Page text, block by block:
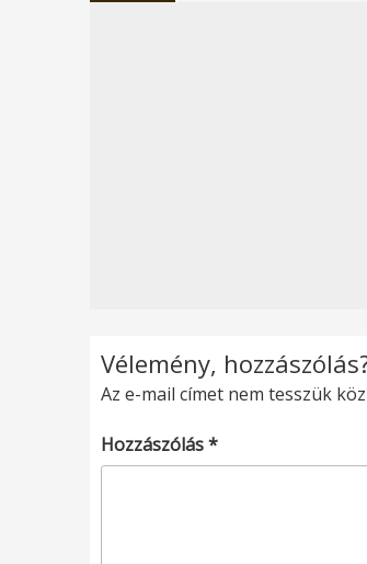
Vélemény,
Az e-mail címet nem tesszük
Hozzászólás*